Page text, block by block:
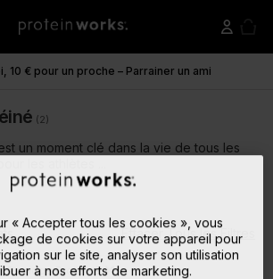
10 € pour un proche – Parrainer un ami
(2)
un moment clé dans la vie de tous les
Effacer Tous les Filtres
Porridge Protéinéclose
« Accepter tous les cookies », vous
de cookies sur votre appareil pour
sur le site, analyser son utilisation
à nos efforts de marketing.